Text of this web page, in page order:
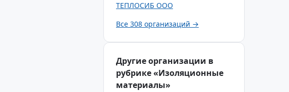
ТЕПЛОСИБ ООО
Все 308 организаций →
Другие организации в
рубрике «Изоляционные
материалы»